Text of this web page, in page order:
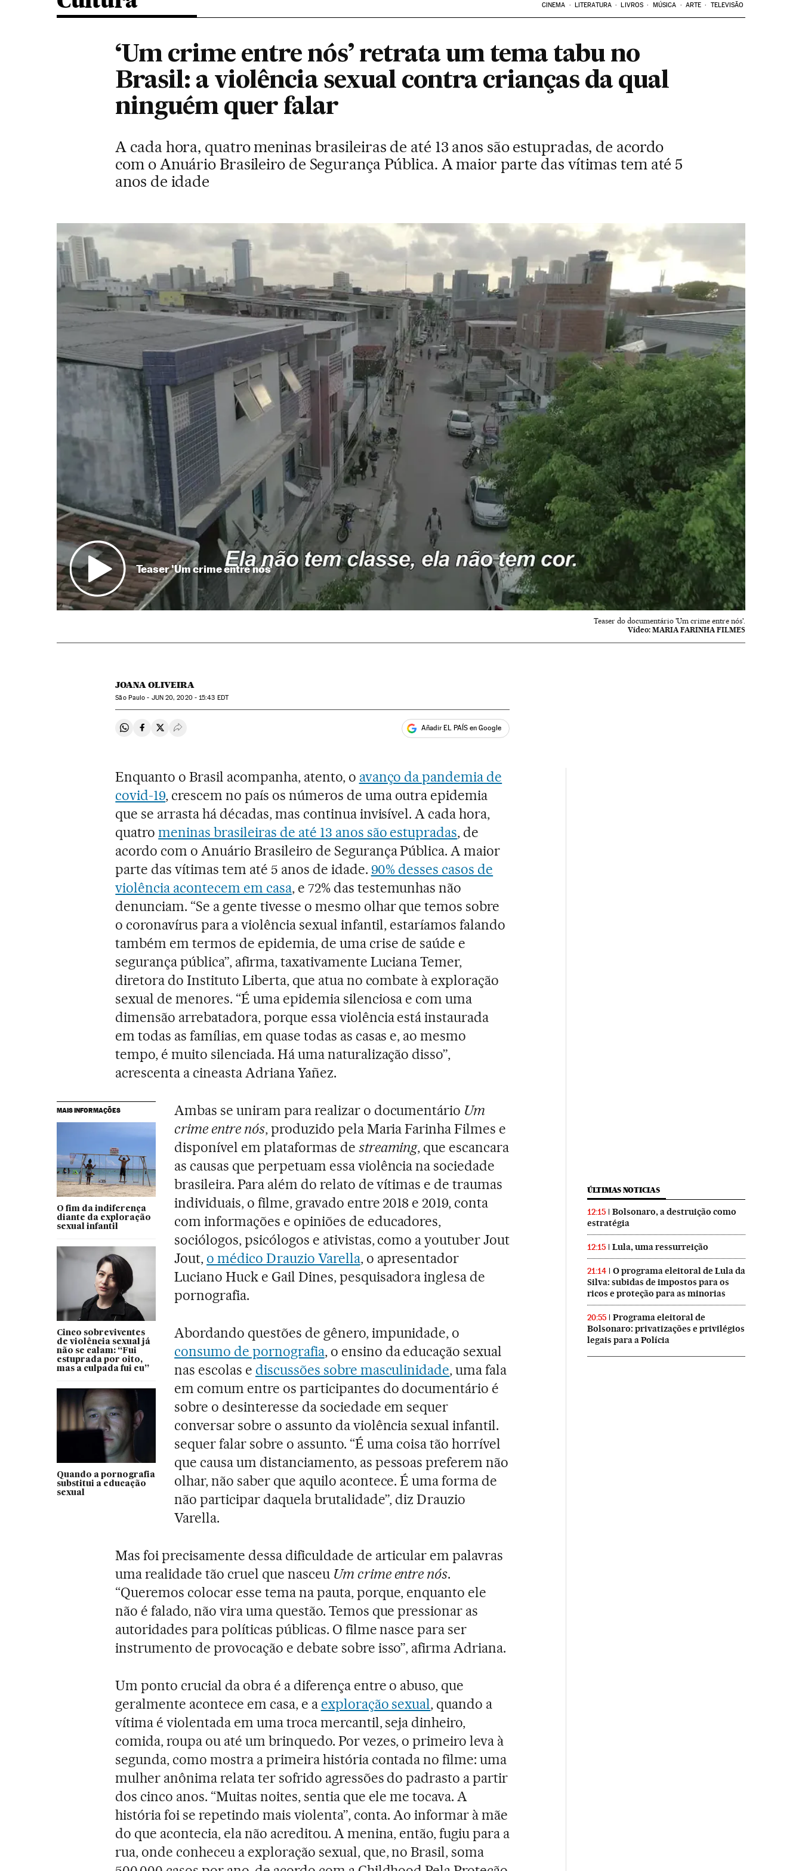
CINEMA LITERATURA LIVROS MÚSICA ARTE TELEVISÃO
‘Um crime entre nós’ retrata um tema tabu no
Brasil: a violência sexual contra crianças da qual
ninguém quer falar
A cada hora, quatro meninas brasileiras de até 13 anos são estupradas, de acordo
com o Anuário Brasileiro de Segurança Pública. A maior parte das vítimas tem até 5
anos de idade
Teaser 'Um crime entre nós'
Teaser do documentário 'Um crime entre nós'.
Vídeo: MARIA FARINHA FILMES
JOANA OLIVEIRA
São Paulo - JUN20, 2020 - 15:43 EDT
Compartir en Whatsapp
Compartir en Facebook
Compartir en Twitter
Desplegar Redes Sociales Añadir EL PAÍS en Google
Enquanto o Brasil acompanha, atento, o avanço da pandemia de
covid-19, crescem no país os números de uma outra epidemia
que se arrasta há décadas, mas continua invisível. A cada hora,
quatromeninas brasileiras de até 13 anos são estupradas, de
acordo com o Anuário Brasileiro de Segurança Pública. A maior
parte das vítimas tem até 5 anos de idade. 90% desses casos de
violência acontecem em casa, e 72% das testemunhas não
denunciam. “Se a gente tivesse o mesmo olhar que temos sobre
o coronavírus para a violência sexual infantil, estaríamos falando
também em termos de epidemia, de uma crise de saúde e
segurança pública”, afirma, taxativamente Luciana Temer,
diretora do Instituto Liberta, que atua no combate à exploração
sexual de menores. “É uma epidemia silenciosa e com uma
dimensão arrebatadora, porque essa violência está instaurada
em todas as famílias, em quase todas as casas e, ao mesmo
tempo, é muito silenciada. Há uma naturalização disso”,
acrescenta a cineasta Adriana Yañez.
MAIS INFORMAÇÕES
O fim da indiferença
diante da exploração
sexual infantil
Cinco sobreviventes
de violência sexual já
não se calam: “Fui
estuprada por oito,
mas a culpada fui eu”
Quando a pornografia
substitui a educação
sexual
Ambas se uniram para realizar o documentário Um
crime entre nós, produzido pela Maria Farinha Filmes e
disponível em plataformas de streaming, que escancara
as causas que perpetuam essa violência na sociedade
brasileira. Para além do relato de vítimas e de traumas
individuais, o filme, gravado entre 2018 e 2019, conta
com informações e opiniões de educadores,
sociólogos, psicólogos e ativistas, como a youtuber Jout
Jout, o médico Drauzio Varella, o apresentador
Luciano Huck e Gail Dines, pesquisadora inglesa de
pornografia.
Abordando questões de gênero, impunidade, o
consumo de pornografia, o ensino da educação sexual
nas escolas e discussões sobre masculinidade, uma fala
em comum entre os participantes do documentário é
sobre o desinteresse da sociedade em sequer
conversar sobre o assunto da violência sexual infantil.
sequer falar sobre o assunto. “É uma coisa tão horrível
que causa um distanciamento, as pessoas preferem não
olhar, não saber que aquilo acontece. É uma forma de
não participar daquela brutalidade”, diz Drauzio
Varella.
Mas foi precisamente dessa dificuldade de articular em palavras
uma realidade tão cruel que nasceu Um crime entre nós.
“Queremos colocar esse tema na pauta, porque, enquanto ele
não é falado, não vira uma questão. Temos que pressionar as
autoridades para políticas públicas. O filme nasce para ser
instrumento de provocação e debate sobre isso”, afirma Adriana.
Um ponto crucial da obra é a diferença entre o abuso, que
geralmente acontece em casa, e a exploração sexual, quando a
vítima é violentada em uma troca mercantil, seja dinheiro,
comida, roupa ou até um brinquedo. Por vezes, o primeiro leva à
segunda, como mostra a primeira história contada no filme: uma
mulher anônima relata ter sofrido agressões do padrasto a partir
dos cinco anos. “Muitas noites, sentia que ele me tocava. A
história foi se repetindo mais violenta”, conta. Ao informar à mãe
do que acontecia, ela não acreditou. A menina, então, fugiu para a
rua, onde conheceu a exploração sexual, que, no Brasil, soma
ÚLTIMAS NOTICIAS
12:15
Bolsonaro, a destruição como
estratégia
12:15 Lula, uma ressurreição
21:14
O programa eleitoral de Lula da
Silva: subidas de impostos para os
ricos e proteção para as minorias
20:55
Programa eleitoral de
Bolsonaro: privatizações e privilégios
legais para a Polícia